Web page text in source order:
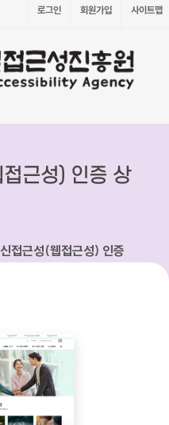
로그인 회원가입 사이트맵
근성) 인증 상
접근성(웹접근성) 인증